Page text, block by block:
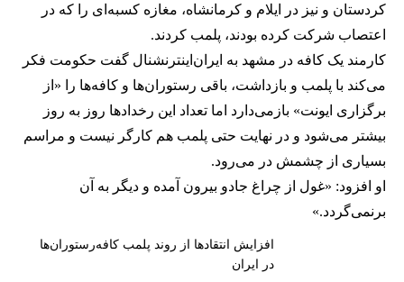
کردستان و نیز در ایلام و کرمانشاه، مغازه کسبه‌ای را که در
اعتصاب شرکت کرده بودند، پلمب کردند.
کارمند یک کافه در مشهد به ایران‌اینترنشنال گفت حکومت فکر
می‌کند با پلمب و بازداشت، باقی رستوران‌ها و کافه‌ها را «از
برگزاری ایونت» بازمی‌دارد اما تعداد این رخدادها روز به روز
بیشتر می‌شود و در نهایت حتی پلمب هم کارگر نیست و مراسم
بسیاری از چشمش در می‌رود.
او افزود: «غول از چراغ جادو بیرون آمده و دیگر به آن
برنمی‎‌گردد.»
افزایش انتقادها از روند پلمب کافه‌رستوران‌ها
در ایران